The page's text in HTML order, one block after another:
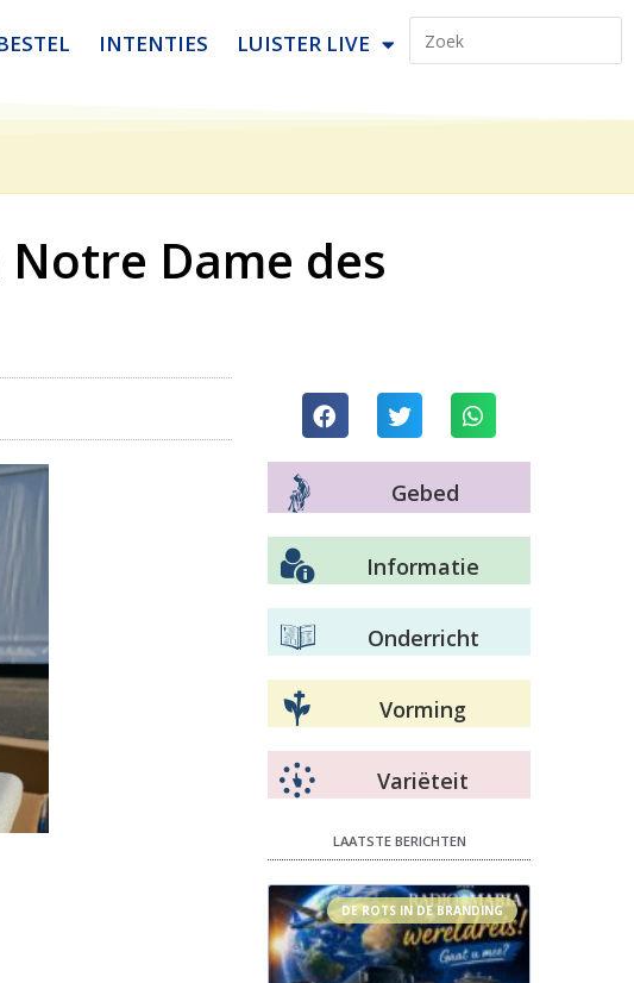
INTENTIES LUISTER LIVE
Dame des
Gebed
Informatie
Onderricht
Vorming
Variëteit
LAATSTE BERICHTEN
DE ROTS IN DE BRANDING